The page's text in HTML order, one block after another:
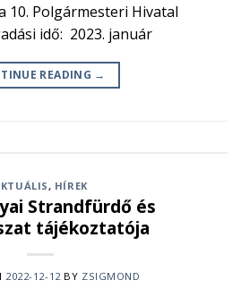
10. Polgármesteri Hivatal
idő: 2023. január
READING →
, HÍREK
Strandfürdő és
tájékoztatója
2022-12-12 BY ZSIGMOND